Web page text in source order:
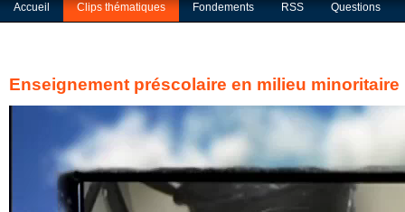
Accueil Clips thématiques Fondements RSS Questions
Enseignement préscolaire en milieu